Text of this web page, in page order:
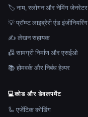
🏷️ नाम, स्लोगन और नेमिंग जेनरेटर
💡 प्रॉम्प्ट लाइब्रेरी एंड इंजीनियरिंग
✍️ लेखन सहायक
📠 सामग्री निर्माण और एसईओ
📚 होमवर्क और निबंध हेल्पर
💻कोड और डेवलपमेंट
🦾 एजेंटिक कोडिंग